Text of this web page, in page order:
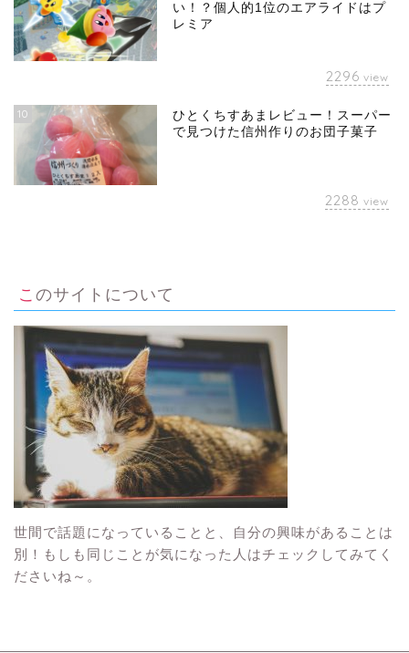
い！？個人的1位のエアライドはプ
レミア
2296 view
10
ひとくちすあまレビュー！スーパー
で見つけた信州作りのお団子菓子
2288 view
このサイトについて
世間で話題になっていることと、自分の興味があることは
別！もしも同じことが気になった人はチェックしてみてく
ださいね～。